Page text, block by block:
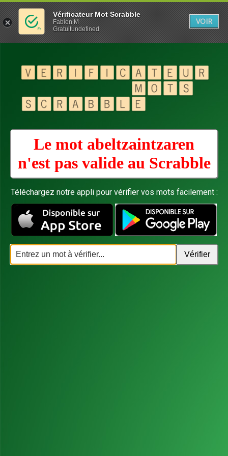
Le mot abeltzaintzaren
n'est pas valide au Scrabble
Téléchargez notre appli pour vérifier vos mots facilement :
Vérificateur Mot Scrabble
Fabien M
Gratuitundefined
VOIR